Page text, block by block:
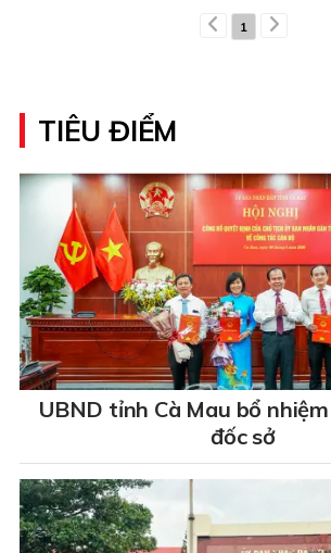
1
TIÊU ĐIỂM
UBND tỉnh Cà Mau bổ
đốc sở